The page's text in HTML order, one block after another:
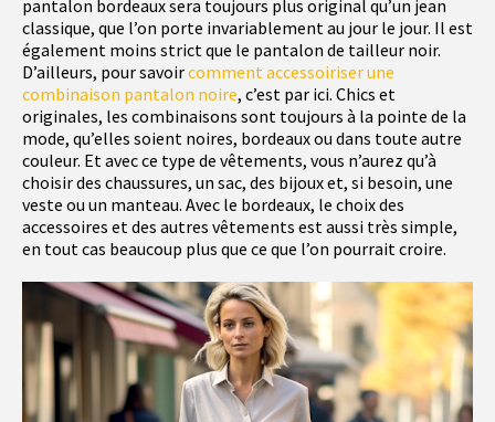
pantalon bordeaux sera toujours plus original qu’un jean
classique, que l’on porte invariablement au jour le jour. Il est
également moins strict que le pantalon de tailleur noir.
D’ailleurs, pour savoircomment accessoiriser une
combinaison pantalon noire, c’est par ici. Chics et
originales, les combinaisons sont toujours à la pointe de la
mode, qu’elles soient noires, bordeaux ou dans toute autre
couleur. Et avec ce type de vêtements, vous n’aurez qu’à
choisir des chaussures, un sac, des bijoux et, si besoin, une
veste ou un manteau. Avec le bordeaux, le choix des
accessoires et des autres vêtements est aussi très simple,
en tout cas beaucoup plus que ce que l’on pourrait croire.